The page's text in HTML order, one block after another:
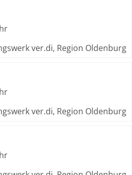
ver.di, Region Oldenburg
ver.di, Region Oldenburg